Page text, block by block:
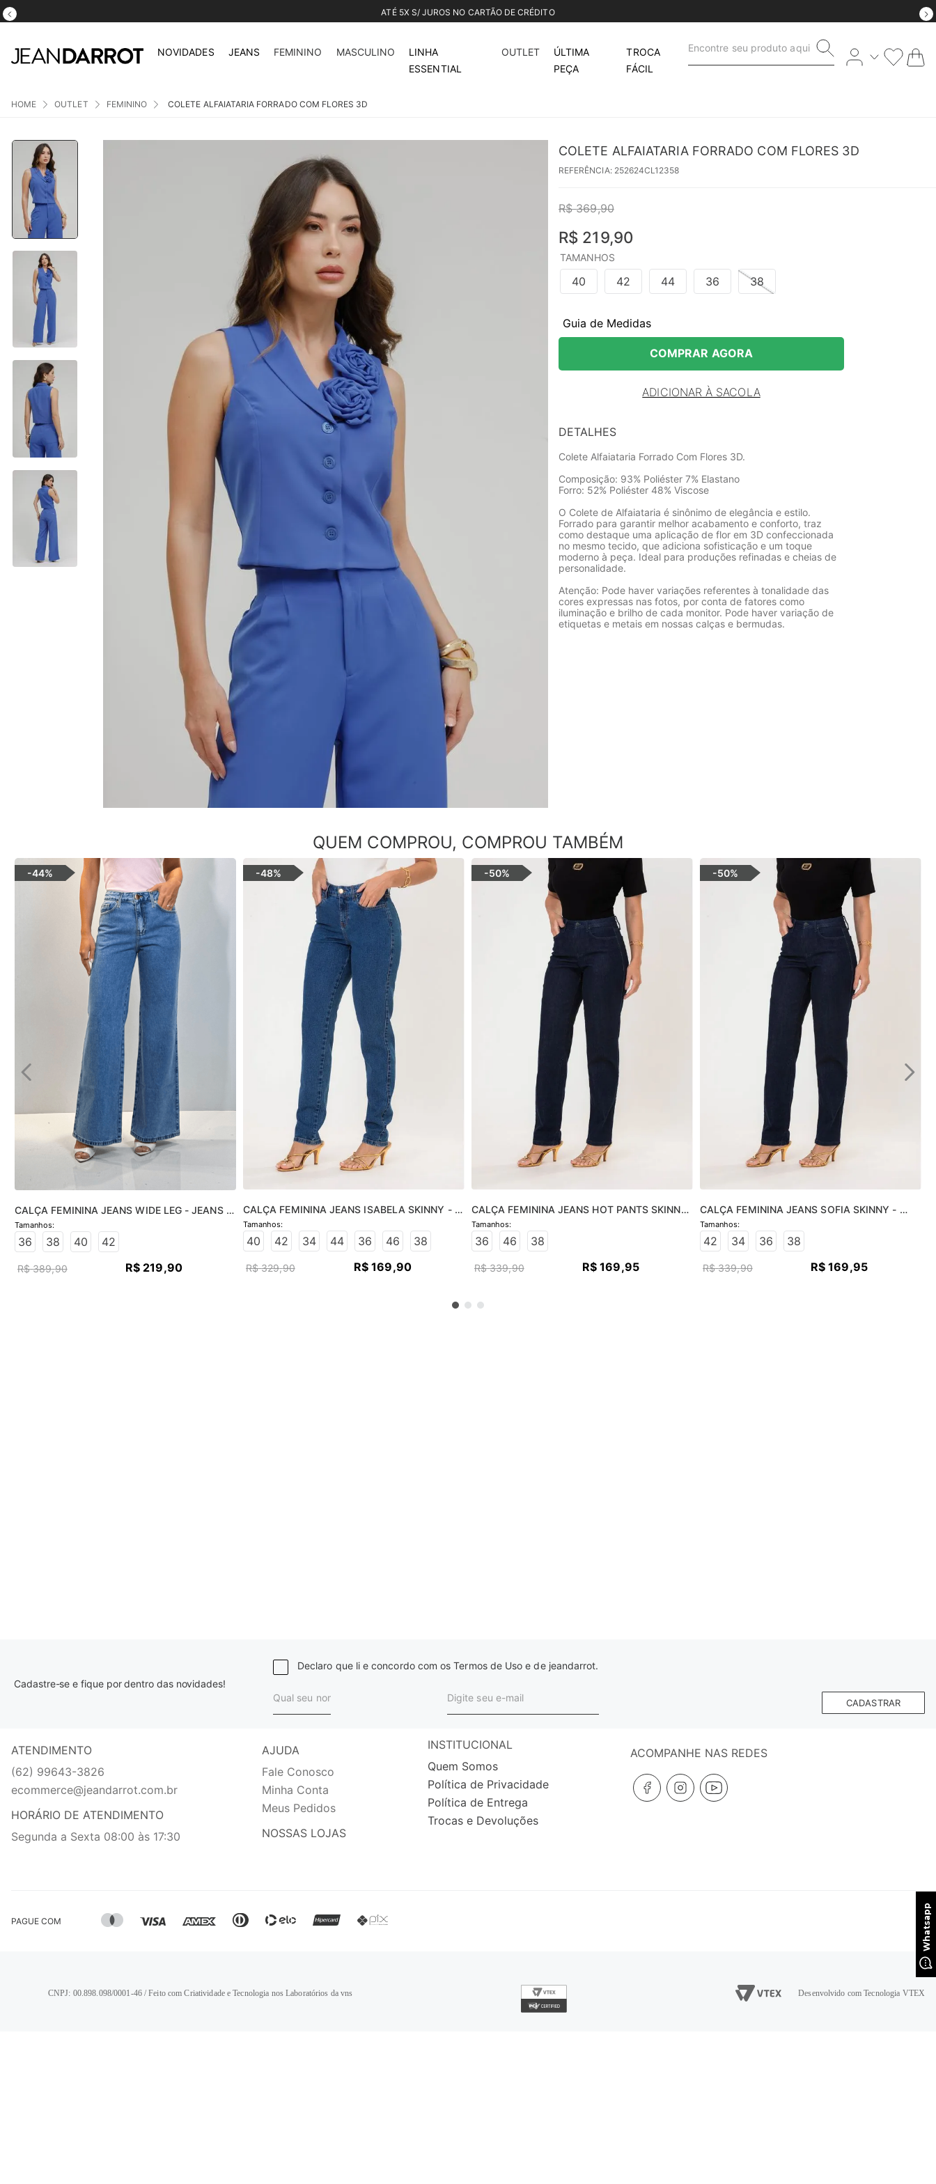
ATÉ 5X S/ JUROS NO CARTÃO DE CRÉDITO
NOVIDADES JEANS FEMININO MASCULINO
LINHA
ESSENTIAL
OUTLET
ÚLTIMA
PEÇA
TROCA
FÁCIL
Encontre seu produto aqui
OUTLET FEMININO COLETE ALFAIATARIA FORRADO COM FLORES 3D
COLETE ALFAIATARIA FORRADO COM FLORES 3D
REFERÊNCIA: 252624CL12358
R$ 369,90
R$ 219,90
41%off
TAMANHOS
40 42 44 36 38
Guia de Medidas
COMPRAR AGORA
ADICIONAR À SACOLA
DETALHES
Colete Alfaiataria Forrado Com Flores 3D.
Composição: 93% Poliéster 7% Elastano
Forro: 52% Poliéster 48% Viscose
O Colete de Alfaiataria é sinônimo de elegância e estilo.
Forrado para garantir melhor acabamento e conforto, traz
como destaque uma aplicação de flor em 3D confeccionada
no mesmo tecido, que adiciona sofisticação e um toque
moderno à peça. Ideal para produções refinadas e cheias de
personalidade.
Atenção: Pode haver variações referentes à tonalidade das
cores expressas nas fotos, por conta de fatores como
iluminação e brilho de cada monitor. Pode haver variação de
etiquetas e metais em nossas calças e bermudas.
QUEM COMPROU, COMPROU TAMBÉM
-44%
CALÇA FEMININA JEANS WIDE LEG - JEANS
CLARO
36 38 40 42
R$ 389,90 R$ 219,90
-48%
CALÇA FEMININA JEANS ISABELA SKINNY -
JEANS MÉDIO
40 42 34 44 36 46 38
R$ 329,90 R$ 169,90
-50%
CALÇA FEMININA JEANS HOT PANTS SKINNY
- JEANS ESCURO
36 46 38
R$ 339,90 R$ 169,95
-50%
CALÇA FEMININA JEANS SOFIA SKINNY -
JEANS ESCURO
42 34 36 38
R$ 339,90 R$ 169,95
Cadastre-se e fique por dentro das novidades!
Declaro que li e concordo com os Termos de Uso e de jeandarrot.
CADASTRAR
ATENDIMENTO
(62) 99643-3826
ecommerce@jeandarrot.com.br
HORÁRIO DE ATENDIMENTO
Segunda a Sexta 08:00 às 17:30
AJUDA
Fale Conosco
Minha Conta
Meus Pedidos
NOSSAS LOJAS
INSTITUCIONAL
Quem Somos
Política de Privacidade
Política de Entrega
Trocas e Devoluções
ACOMPANHE NAS REDES
PAGUE COM
CNPJ: 00.898.098/0001-46 / Feito com Criatividade e Tecnologia nos Laboratórios da vns Desenvolvido com Tecnologia VTEX